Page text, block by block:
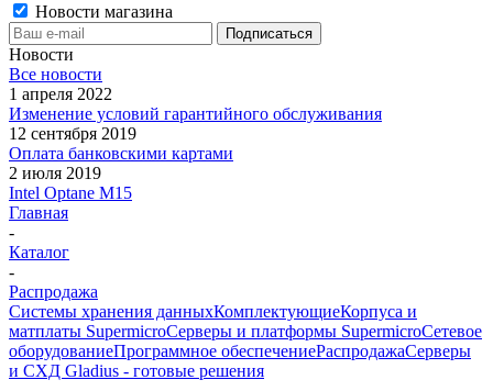
Новости магазина
Новости
Все новости
1 апреля 2022
Изменение условий гарантийного обслуживания
12 сентября 2019
Оплата банковскими картами
2 июля 2019
Intel Optane M15
Главная
-
Каталог
-
Распродажа
Системы хранения данныхКомплектующиеКорпуса и
матплаты SupermicroСерверы и платформы SupermicroСетевое
оборудованиеПрограммное обеспечениеРаспродажаСерверы
и СХД Gladius - готовые решения